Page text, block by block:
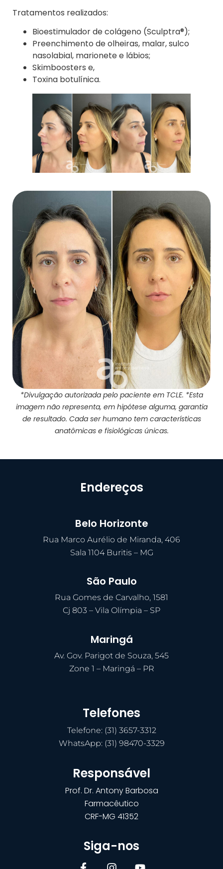
Tratamentos realizados:
Bioestimulador de colágeno (Sculptra®);
Preenchimento de olheiras, malar, sulco
nasolabial, marionete e lábios;
Skimboosters e,
Toxina botulínica.
*Divulgação autorizada pelo paciente em TCLE. *Esta
imagem não representa, em hipótese alguma, garantia
de resultado. Cada ser humano tem características
anatômicas e fisiológicas únicas.
Endereços
Belo Horizonte
Rua Marco Aurélio de Miranda, 406
Sala 1104 Buritis – MG
São Paulo
Rua Gomes de Carvalho, 1581
Cj 803 – Vila Olímpia – SP
Maringá
Av. Gov. Parigot de Souza, 545
Zone 1 – Maringá – PR
Telefones
Telefone: (31) 3657-3312
WhatsApp: (31) 98470-3329
Responsável
Prof. Dr. Antony Barbosa
Farmacêutico
CRF-MG 41352
Siga-nos